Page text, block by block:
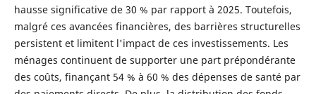
hausse significative de 30 % par rapport à 2025. Toutefois,
malgré ces avancées financières, des barrières structurelles
persistent et limitent l'impact de ces investissements. Les
ménages continuent de supporter une part prépondérante
des coûts, finançant 54 % à 60 % des dépenses de santé par